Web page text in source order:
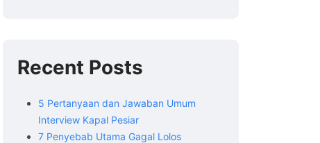
Recent Posts
5 Pertanyaan dan Jawaban Umum
Interview Kapal Pesiar
7 Penyebab Utama Gagal Lolos